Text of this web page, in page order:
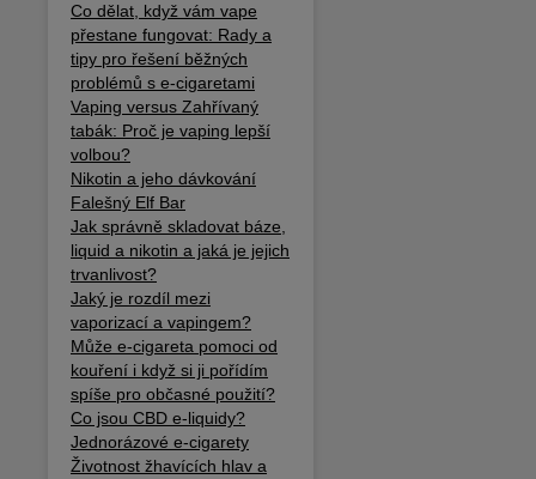
Co dělat, když vám vape
přestane fungovat: Rady a
tipy pro řešení běžných
problémů s e-cigaretami
Vaping versus Zahřívaný
tabák: Proč je vaping lepší
volbou?
Nikotin a jeho dávkování
Falešný Elf Bar
Jak správně skladovat báze,
liquid a nikotin a jaká je jejich
trvanlivost?
Jaký je rozdíl mezi
vaporizací a vapingem?
Může e-cigareta pomoci od
kouření i když si ji pořídím
spíše pro občasné použití?
Co jsou CBD e-liquidy?
Jednorázové e-cigarety
Životnost žhavících hlav a